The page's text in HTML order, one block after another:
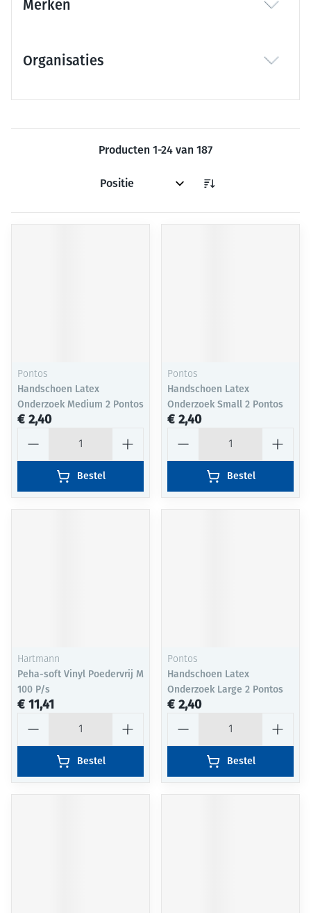
Merken
Organisaties
Producten 1-24 van 187
Sorteer op:
Pontos
Handschoen Latex
Onderzoek Medium 2 Pontos
€ 2,40
Bestel
Pontos
Handschoen Latex
Onderzoek Small 2 Pontos
€ 2,40
Bestel
Hartmann
Peha-soft Vinyl Poedervrij M
100 P/s
€ 11,41
Bestel
Pontos
Handschoen Latex
Onderzoek Large 2 Pontos
€ 2,40
Bestel